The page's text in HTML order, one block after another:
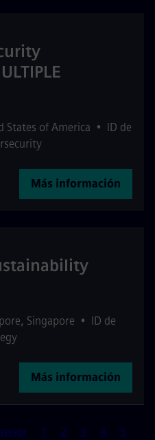
States of America • ID de
Más información
, Singapore • ID de
Más información
1 2 3 4
5